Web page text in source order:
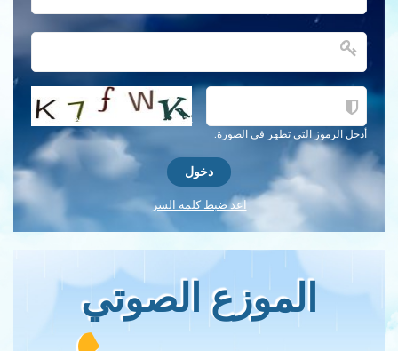
أدخل الرموز التي تظهر في الصورة.
احصل على كلمة التحقق جديدة!
اعد ضبط كلمه السر
الموزع الصوتي